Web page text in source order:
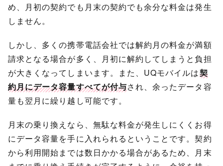
め、月初の契約でも月末の契約でも余分な料金は発生
しません。
しかし、多くの携帯電話会社では解約月の料金が満額
請求となる場合が多く、月初に解約してしまうと負担
が大きくなってしまいます。また、UQモバイルは契
約月にデータ容量すべてが付与され、余ったデータ容
量も翌月に繰り越し可能です。
月末の乗り換えなら、無駄な料金が発生しにくくお得
にデータ容量を手に入れられるということです。契約
から利用開始までは数日かかる場合があるため、月末